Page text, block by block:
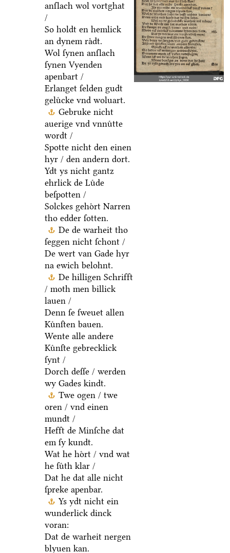
anſlach wol vortghat
/
So holdt en hemlick
an dynem raͤdt.
Wol ſynen anſlach
ſynen Vyenden
apenbart /
Erlanget ſelden gudt
geluͤcke vnd woluart.
Gebruke nicht
auerige vnd vnnuͤtte
wordt /
Spotte nicht den einen
hyr / den andern dort.
Ydt ys nicht gantz
ehrlick de Luͤde
beſpotten /
Solckes gehoͤrt Narren
tho edder ſotten.
De de warheit tho
ſeggen nicht ſchont /
De wert van Gade hyr
na ewich belohnt.
De hilligen Schrifft
/ moth men billick
lauen /
Denn ſe ſweuet allen
Kuͤnſten bauen.
Wente alle andere
Kuͤnſte gebrecklick
ſynt /
Dorch deſſe / werden
wy Gades kindt.
Twe ogen / twe
oren / vnd einen
mundt /
Hefft de Minſche dat
em ſy kundt.
Wat he hoͤrt / vnd wat
he ſuͤth klar /
Dat he dat alle nicht
ſpreke apenbar.
Ys ydt nicht ein
wunderlick dinck
voran:
Dat de warheit nergen
blyuen kan.